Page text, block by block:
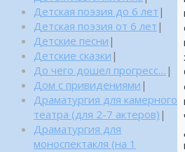
Детская поэзия до 6 лет |
Детская поэзия от 6 лет |
Детские песни |
Детские сказки |
До чего дошел прогресс… |
Дом с привидениями |
Драматургия для камерного
театра (для 2-7 актеров) |
Драматургия для
моноспектакля (на 1